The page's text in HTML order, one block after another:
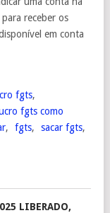
receber os
em conta
fgts,
fgts como
, fgts, sacar fgts,
LIBERADO,